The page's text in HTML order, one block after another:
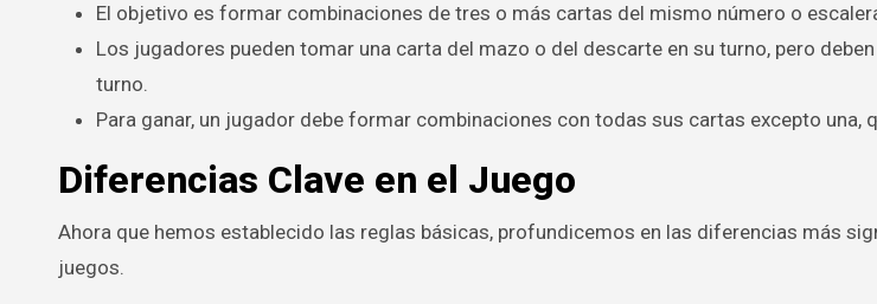
El objetivo es formar combinaciones de tres o más cartas del mismo número o
Los jugadores pueden tomar una carta del mazo o del descarte en su turno, pero
turno.
Para ganar, un jugador debe formar combinaciones con todas sus cartas excepto una,
Diferencias Clave en el Juego
Ahora que hemos establecido las reglas básicas, profundicemos en las diferencias más
juegos.